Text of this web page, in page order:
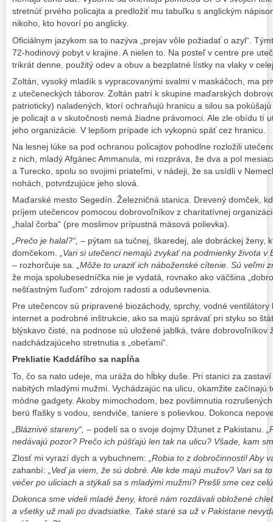
stretnúť prvého policajta a predložiť mu tabuľku s anglickým
nikoho, kto hovorí po anglicky.
Oficiálnym jazykom sa to nazýva „prejav vôle požiadať o azyl“.
72-hodinový pobyt v krajine. A nielen to. Na posteľ v centre pre
trikrát denne, použitý odev a obuv a bezplatné lístky na vlaky v
Zoltán, vysoký mladík s vypracovanými svalmi v maskáčoch, ma
z utečeneckých táborov. Zoltán patrí k skupine maďarských
patrioticky) naladených, ktorí ochraňujú hranicu a silou sa
je policajt a v skutočnosti nemá žiadne právomoci. Ale zle obídu tí
jeho organizácie. V lepšom prípade ich vykopnú späť cez hranicu.
Na lesnej lúke sa pod ochranou policajtov pohodlne rozložili
z nich, mladý Afgánec Ammanula, mi rozpráva, že dva a pol
a Turecko, spolu so svojimi priateľmi, v nádeji, že sa usídli v
nohách, potvrdzujúce jeho slová.
Maďarské mesto Segedín. Železničná stanica. Drevený domček,
príjem utečencov pomocou dobrovoľníkov z charitatívnej
„halal čorba“ (pre moslimov prípustná mäsová polievka).
„Prečo je halal?“, – pýtam sa tučnej, škaredej, ale dobráckej ženy,
domčekom.
„Vari si utečenci nemajú zvykať na podmienky života v
– rozhorčuje sa.
„Môže to uraziť ich náboženské cítenie. Sú veľmi
že moja spolubesedníčka nie je vydatá, rovnako ako väčšina
nešťastným ľuďom“ zdrojom radosti a oduševnenia.
Pre utečencov sú pripravené biozáchody, sprchy, vodné
internet a podrobné inštrukcie, ako sa majú správať pri styku so
blýskavo čisté, na podnose sú uložené jablká, tváre dobrovoľníkov
nadchádzajúceho stretnutia s „obeťami“.
Prekliatie Kaddáfího sa napĺňa
To, čo sa nato udeje, ma uráža do hĺbky duše. Pri stanici za
nabitých mladými mužmi. Vychádzajúc na ulicu, okamžite
módne gadgety. Akoby mimochodom, bez povšimnutia
berú fľašky s vodou, sendviče, taniere s polievkou. Dokonca
„Bláznivé stareny“, – podelí sa o svoje dojmy Džunet z Pakistanu.
nedávajú pozor? Prečo ich púšťajú len tak na ulicu? Všade, kam
Zlosť mi vyrazí dych a vybuchnem:
„Robia to z dobročinnosti! Aby
zahanbí:
„Veď ja viem, že sú dobré. Ale kde majú mužov? Vari sa
večer po uliciach a stýkali sa s mladými mužmi? Prešli sme cez
Dokonca sme videli mladé ženy, ktoré nám rozdávali obložené
a všetky už mali po dvadsiatke. Také staré sa už v Pakistane